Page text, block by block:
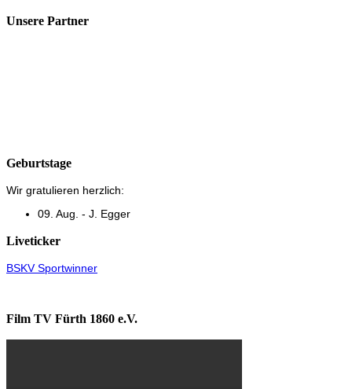
Unsere Partner
Geburtstage
Wir gratulieren herzlich:
09. Aug. - J. Egger
Liveticker
BSKV Sportwinner
Film TV Fürth 1860 e.V.